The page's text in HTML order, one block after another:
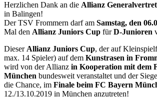
Herzlichen Dank an die Allianz
in Balingen!
Der TSV Frommern darf am Samstag, den
Mal den Allianz Juniors Cup fürD-Junioren
DieserAllianz Juniors Cup, der auf
max. 14 Spieler) auf dem Kunstrasen in
wird von der Allianz in Kooperation mit dem
München bundesweit veranstaltet und der
die Chance, im Finale beim FC Bayern
12./13.10.2019 in München anzutreten!